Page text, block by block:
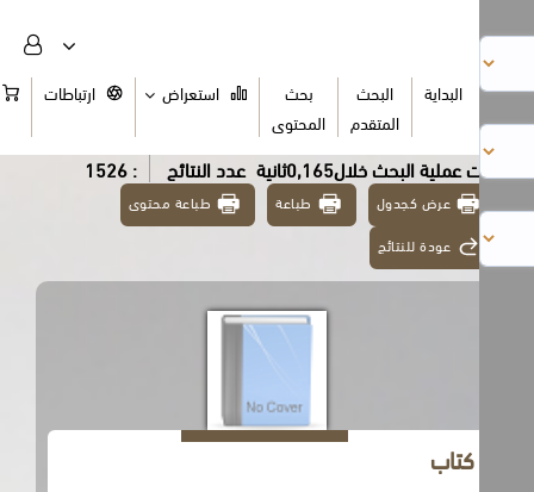
البداية
البحث
بحث
المحتوى
استعراض ارتباطات السلة
البحث خلال0,165ثانية عدد النتائج : 1526
عرض كجدول طباعة طباعة محتوى
عودة للنتائج